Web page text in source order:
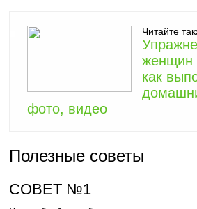
Читайте
женщин
как
фото, видео
Полезные советы
СОВЕТ №1